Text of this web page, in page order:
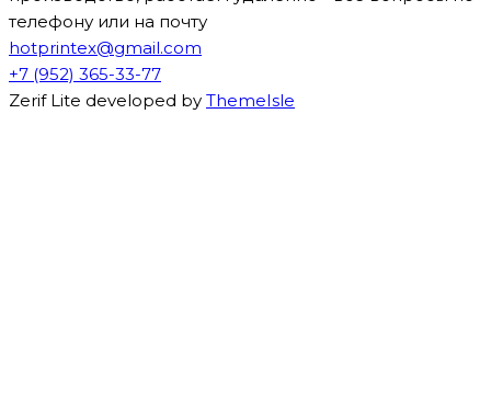
телефону или на почту
hotprintex@gmail.com
+7 (952) 365-33-77
Zerif Lite developed by ThemeIsle